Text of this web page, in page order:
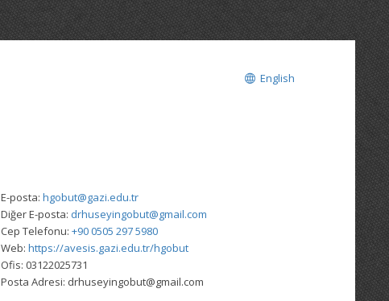
English
E-posta: hgobut@gazi.edu.tr
Diğer E-posta: drhuseyingobut@gmail.com
Cep Telefonu: +90 0505 297 5980
Web: https://avesis.gazi.edu.tr/hgobut
Ofis: 03122025731
Posta Adresi: drhuseyingobut@gmail.com